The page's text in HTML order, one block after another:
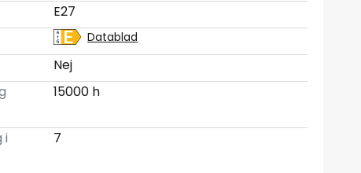
E27
Datablad
Nej
15000 h
i
7